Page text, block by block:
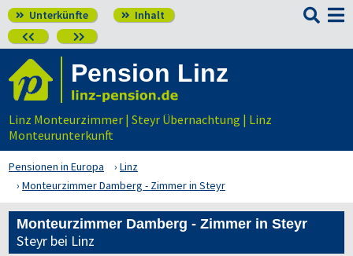
 Unterkünfte  Inhalt
 

Pension Linz
Linz Monteurzimmer | Steyr Übernachtung | Linz
Monteurunterkunft
Pensionen in Europa
Linz
Monteurzimmer Damberg - Zimmer in Steyr
Monteurzimmer Damberg - Zimmer in Steyr
Steyr bei Linz